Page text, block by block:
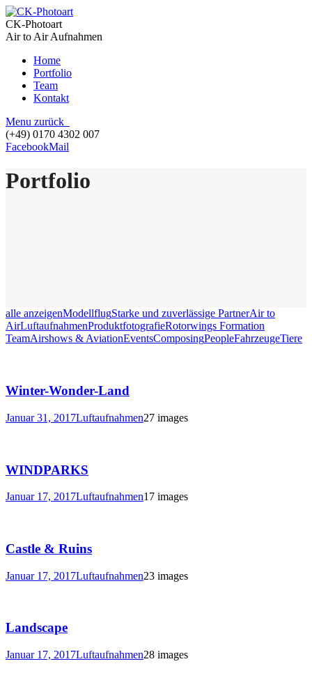
CK-Photoart
Air to Air Aufnahmen
Home
Portfolio
Team
Kontakt
Menu zurück
(+49) 0170 4302 007
FacebookMail
Portfolio
alle anzeigenModellflugStarke und zuverlässige PartnerAir to
AirLuftaufnahmenProduktfotografieRotorwings Formation
TeamAirshows & AviationEventsComposingPeopleFahrzeugeTiere
Winter-Wonder-Land
Januar 31, 2017Luftaufnahmen27 images
WINDPARKS
Januar 17, 2017Luftaufnahmen17 images
Castle & Ruins
Januar 17, 2017Luftaufnahmen23 images
Landscape
Januar 17, 2017Luftaufnahmen28 images